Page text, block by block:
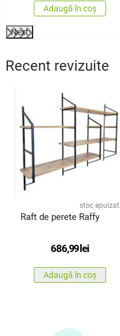
Adaugă în coș
Next
Recent revizuite
stoc epuizat
Raft de perete Raffy
686,99 lei
Adaugă în coș